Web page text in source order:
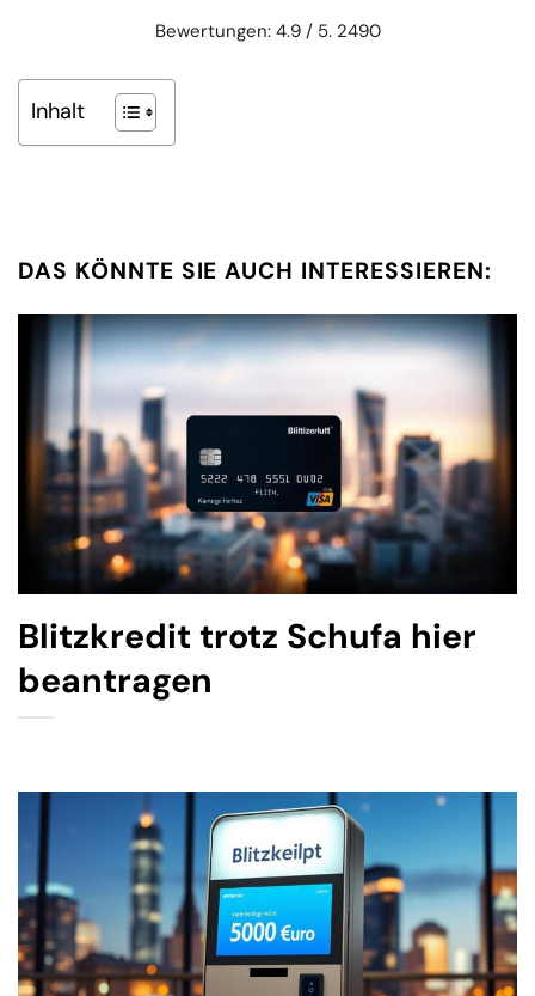
Bewertungen: 4.9 / 5. 2490
Inhalt
DAS KÖNNTE SIE AUCH INTERESSIEREN:
Blitzkredit trotz Schufa hier
beantragen